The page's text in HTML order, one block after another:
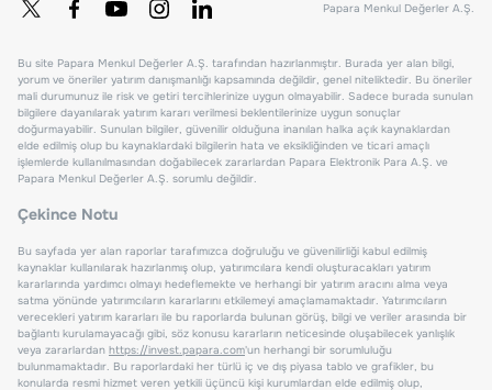
Papara Menkul Değerler A.Ş.
Bu site Papara Menkul Değerler A.Ş. tarafından hazırlanmıştır. Burada yer alan bilgi,
yorum ve öneriler yatırım danışmanlığı kapsamında değildir, genel niteliktedir. Bu öneriler
mali durumunuz ile risk ve getiri tercihlerinize uygun olmayabilir. Sadece burada sunulan
bilgilere dayanılarak yatırım kararı verilmesi beklentilerinize uygun sonuçlar
doğurmayabilir. Sunulan bilgiler, güvenilir olduğuna inanılan halka açık kaynaklardan
elde edilmiş olup bu kaynaklardaki bilgilerin hata ve eksikliğinden ve ticari amaçlı
işlemlerde kullanılmasından doğabilecek zararlardan Papara Elektronik Para A.Ş. ve
Papara Menkul Değerler A.Ş. sorumlu değildir.
Çekince Notu
Bu sayfada yer alan raporlar tarafımızca doğruluğu ve güvenilirliği kabul edilmiş
kaynaklar kullanılarak hazırlanmış olup, yatırımcılara kendi oluşturacakları yatırım
kararlarında yardımcı olmayı hedeflemekte ve herhangi bir yatırım aracını alma veya
satma yönünde yatırımcıların kararlarını etkilemeyi amaçlamamaktadır. Yatırımcıların
verecekleri yatırım kararları ile bu raporlarda bulunan görüş, bilgi ve veriler arasında bir
bağlantı kurulamayacağı gibi, söz konusu kararların neticesinde oluşabilecek yanlışlık
veya zararlardan https://invest.papara.com'un herhangi bir sorumluluğu
bulunmamaktadır. Bu raporlardaki her türlü iç ve dış piyasa tablo ve grafikler, bu
konularda resmi hizmet veren yetkili üçüncü kişi kurumlardan elde edilmiş olup,